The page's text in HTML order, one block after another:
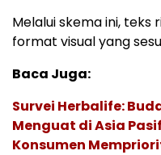
Melalui skema ini, teks
format visual yang
Baca Juga:
Survei Herbalife:
Menguat di Asia
Konsumen